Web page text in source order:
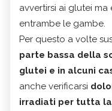
avvertirsi ai glutei
entrambe le gambe.
Per questo a volte
parte bassa della
glutei e in alcuni
anche verificarsi
irradiati per tutta